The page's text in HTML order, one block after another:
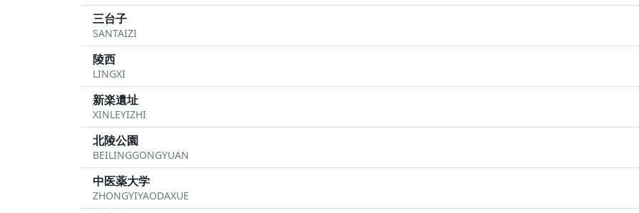
三台子
SANTAIZI
陵西
LINGXI
新楽遺址
XINLEYIZHI
北陵公園
BEILINGGONGYUAN
中医薬大学
ZHONGYIYAODAXUE